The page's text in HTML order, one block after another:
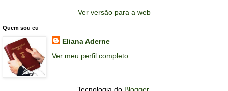
Ver versão para a web
Quem sou eu
Eliana Aderne
Ver meu perfil completo
Tecnologia do Blogger.